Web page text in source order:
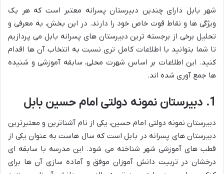
شهر بابل دارای چندین دبیرستان پسرانه معتبر است که هر یک
ویژگی ها و نقاط قوت خاص خود را دارند. در این بخش، به معرفی و
تحلیل برخی از برجسته ترین دبیرستان های پسرانه بابل می پردازیم
تا شما بتوانید با اطلاعات کامل تری نسبت به انتخاب آن ها اقدام
کنید. این اطلاعات بر اساس شهرت محلی، سابقه آموزشی و شنیده
ها جمع آوری شده اند.
1. دبیرستان نمونه دولتی امام حسین بابل
دبیرستان نمونه دولتی امام حسین، یکی از نام آشناترین و معتبرترین
دبیرستان های پسرانه در بابل است که سال هاست به عنوان یکی از
قطب های آموزشی شهر شناخته می شود. این مدرسه با سابقه ای
درخشان در تربیت دانش آموزان موفق و آماده سازی آن ها برای